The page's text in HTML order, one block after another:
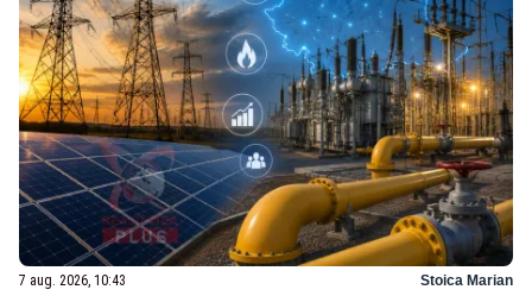
7 aug. 2026, 10:43 Stoica Marian